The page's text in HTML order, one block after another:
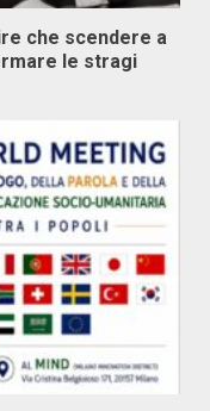
che scendere a
le stragi